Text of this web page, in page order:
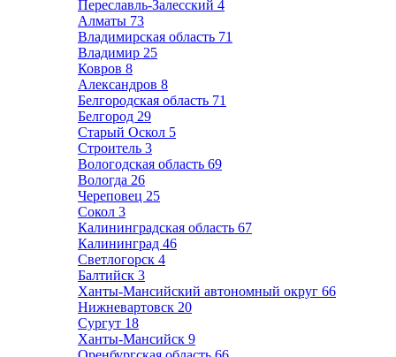
Переславль-Залесский 4
Алматы 73
Владимирская область 71
Владимир 25
Ковров 8
Александров 8
Белгородская область 71
Белгород 29
Старый Оскол 5
Строитель 3
Вологодская область 69
Вологда 26
Череповец 25
Сокол 3
Калининградская область 67
Калининград 46
Светлогорск 4
Балтийск 3
Ханты-Мансийский автономный округ 66
Нижневартовск 20
Сургут 18
Ханты-Мансийск 9